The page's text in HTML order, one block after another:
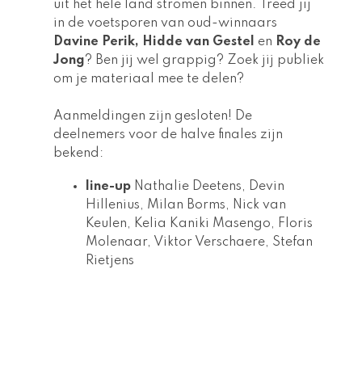
uit het hele land stromen binnen. Treed jij
in de voetsporen van oud-winnaars
Davine Perik, Hidde van Gestel en Roy de
Jong? Ben jij wel grappig? Zoek jij publiek
om je materiaal mee te delen?
Aanmeldingen zijn gesloten! De
deelnemers voor de halve finales zijn
bekend:
line-up Nathalie Deetens, Devin
Hillenius, Milan Borms, Nick van
Keulen, Kelia Kaniki Masengo, Floris
Molenaar, Viktor Verschaere, Stefan
Rietjens